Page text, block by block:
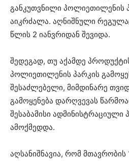
განკუთვნილი პოლიეთილენის
აიკრძალა. აღნიშნული
წლის 2 იანვრიდან შევიდა.
შედეგად, თუ აქამდე
პოლიეთილენის პარკის
შესაძლებელი, მიმდინარე
გამოყენება დარღვევას
შესაბამისი ადმინისტრაციული
ამოქმედდა.
აღსანიშნავია, რომ მთავრობის